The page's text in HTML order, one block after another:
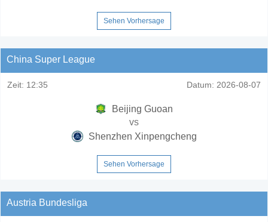
Sehen Vorhersage
China Super League
Zeit: 12:35 Datum: 2026-08-07
Beijing Guoan
vs
Shenzhen Xinpengcheng
Sehen Vorhersage
Austria Bundesliga